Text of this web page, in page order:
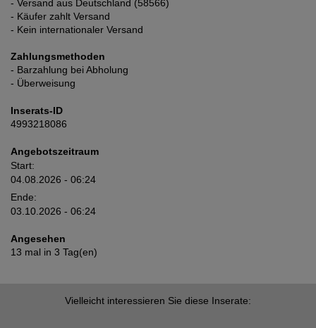
- Versand aus Deutschland (58566)
- Käufer zahlt Versand
- Kein internationaler Versand
Zahlungsmethoden
- Barzahlung bei Abholung
- Überweisung
Inserats-ID
4993218086
Angebotszeitraum
Start:
04.08.2026 - 06:24
Ende:
03.10.2026 - 06:24
Angesehen
13 mal in 3 Tag(en)
Vielleicht interessieren Sie diese Inserate: